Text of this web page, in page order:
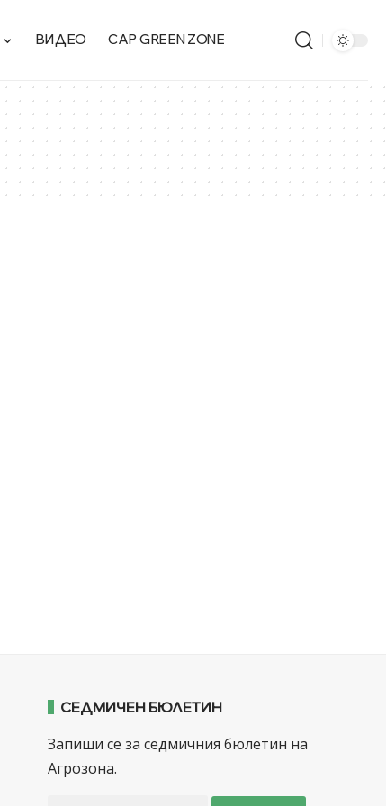
ВИДЕО CAP GREEN ZONE
СЕДМИЧЕН БЮЛЕТИН
Запиши се за седмичния бюлетин на
Агрозона.